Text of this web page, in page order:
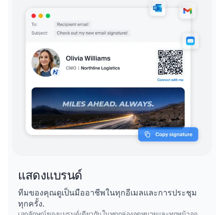
แสดงแบรนด์
ทีมของคุณดูเป็นมืออาชีพในทุกอีเมลและการประชุม
ทุกครั้ง.